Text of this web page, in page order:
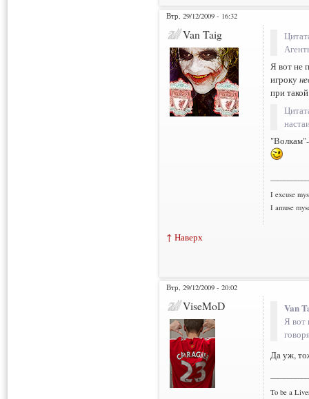
Втр, 29/12/2009 - 16:32
Van Taig
Я вот не
игроку
при
I excuse
I amuse
↑ Наверх
Втр, 29/12/2009 - 20:02
ViseMoD Van
Я вот
Да уж,
To be a